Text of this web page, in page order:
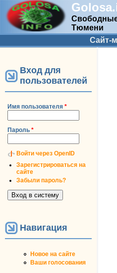
Тюмени
Дополнительное
Сайт-
Вход для
пользователей
Имя пользователя *
Пароль *
Войти через OpenID
Зарегистрироваться на
сайте
Забыли пароль?
Навигация
Новое на сайте
Ваши голосования